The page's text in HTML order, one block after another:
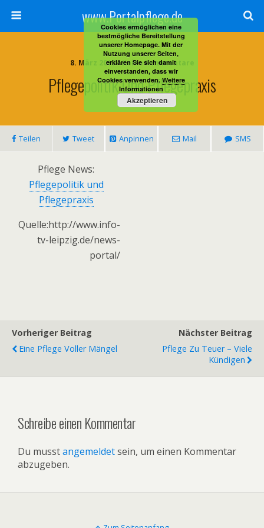
www.Portalpflege.de
8. März 2013 • Keine Kommentare
Pflegepolitik Und Pflegepraxis
Teilen Tweet Anpinnen Mail SMS
Pflege News:
Pflegepolitik und
Pflegepraxis
Quelle:http://www.info-
tv-leipzig.de/news-
portal/
Vorheriger Beitrag
Eine Pflege Voller Mängel
Nächster Beitrag
Pflege Zu Teuer – Viele
Kündigen
Schreibe einen Kommentar
Du musstangemeldetsein, um einen Kommentar
abzugeben.
Cookies ermöglichen eine
bestmögliche Bereitstellung
unserer Homepage. Mit der
Nutzung unserer Seiten,
erklären Sie sich damit
einverstanden, dass wir
Cookies verwenden.Weitere
Informationen
Akzeptieren